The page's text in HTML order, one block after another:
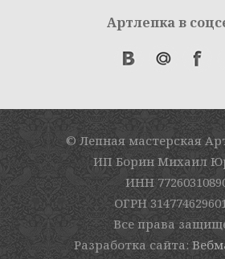
Артлепка в
© Лепная мастерская
ИП Борин Михаил
ИНН
ОГРН
Все права
Разработка сайта: